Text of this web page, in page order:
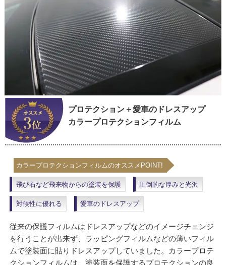
プロテクション＋愛車のドレスアップ
カラープロテクションフィルム
カラープロテクションフィルムのオススメPOINT!
飛び石など飛来物からの塗装を保護 圧倒的な厚みと光沢
対候性に優れる 愛車のドレスアップ
従来の保護フィルムはドレスアップなどのイメージチェンジ
を行うことが出来ず、ラッピングフィルムなどの薄いフィル
ムで塗装面に貼りドレスアップしていました。カラープロテ
クションフィルムは、塗装面を保護するプロテクションの良